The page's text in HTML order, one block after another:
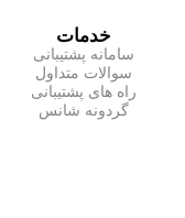
خدمات
سامانه پشتیبانی
سوالات متداول
راه های پشتیبانی
گردونه شانس